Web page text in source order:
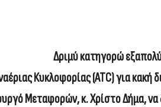
Δριμύ κατηγορώ
Κυκλοφορίας (ATC) για κακή
Μεταφορών, κ. Χρίστο Δήμα, να